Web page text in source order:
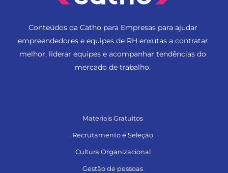
Conteúdos da Catho para Empresas para ajudar
empreendedores e equipes de RH enxutas a contratar
melhor, liderar equipes e acompanhar tendências do
mercado de trabalho.
Materiais Gratuitos
Recrutamento e Seleção
Cultura Organizacional
Gestão de pessoas